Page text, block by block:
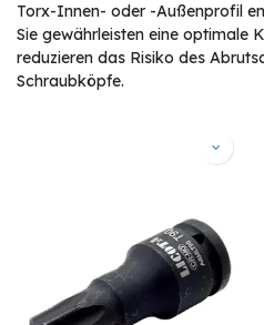
Torx-Innen- oder -Außenprofil
Sie gewährleisten eine optimale
reduzieren das Risiko des
Schraubköpfe.